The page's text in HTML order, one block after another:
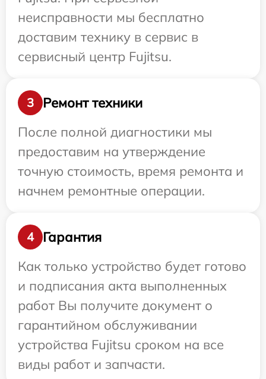
неисправности мы бесплатно
доставим технику в сервис в
сервисный центр Fujitsu.
3
Ремонт техники
После полной диагностики мы
предоставим на утверждение
точную стоимость, время ремонта и
начнем ремонтные операции.
4
Гарантия
Как только устройство будет готово
и подписания акта выполненных
работ Вы получите документ о
гарантийном обслуживании
устройства Fujitsu сроком на все
виды работ и запчасти.